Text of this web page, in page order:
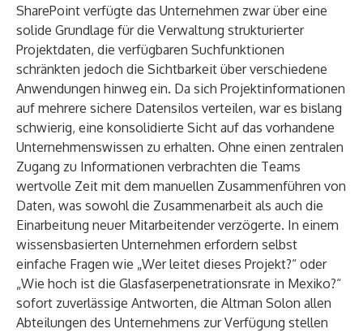
SharePoint verfügte das Unternehmen zwar über eine
solide Grundlage für die Verwaltung strukturierter
Projektdaten, die verfügbaren Suchfunktionen
schränkten jedoch die Sichtbarkeit über verschiedene
Anwendungen hinweg ein. Da sich Projektinformationen
auf mehrere sichere Datensilos verteilen, war es bislang
schwierig, eine konsolidierte Sicht auf das vorhandene
Unternehmenswissen zu erhalten. Ohne einen zentralen
Zugang zu Informationen verbrachten die Teams
wertvolle Zeit mit dem manuellen Zusammenführen von
Daten, was sowohl die Zusammenarbeit als auch die
Einarbeitung neuer Mitarbeitender verzögerte. In einem
wissensbasierten Unternehmen erfordern selbst
einfache Fragen wie „Wer leitet dieses Projekt?“ oder
„Wie hoch ist die Glasfaserpenetrationsrate in Mexiko?“
sofort zuverlässige Antworten, die Altman Solon allen
Abteilungen des Unternehmens zur Verfügung stellen